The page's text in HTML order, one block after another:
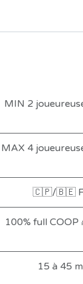
MIN 2
MAX 4
🇨🇵/🇧🇪
100% full COOP
15 à 45